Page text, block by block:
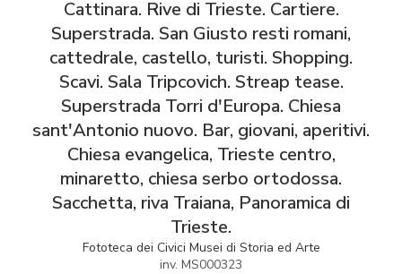
Cattinara. Rive di Trieste. Cartiere.
Superstrada. San Giusto resti romani,
cattedrale, castello, turisti. Shopping.
Scavi. Sala Tripcovich. Streap tease.
Superstrada Torri d'Europa. Chiesa
sant'Antonio nuovo. Bar, giovani, aperitivi.
Chiesa evangelica, Trieste centro,
minaretto, chiesa serbo ortodossa.
Sacchetta, riva Traiana, Panoramica di
Trieste.
Fototeca dei Civici Musei di Storia ed Arte
inv. MS000323